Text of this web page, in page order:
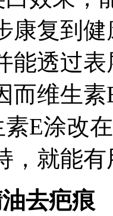
康复到
能透过
而维生
E涂改
，就能
去疤痕